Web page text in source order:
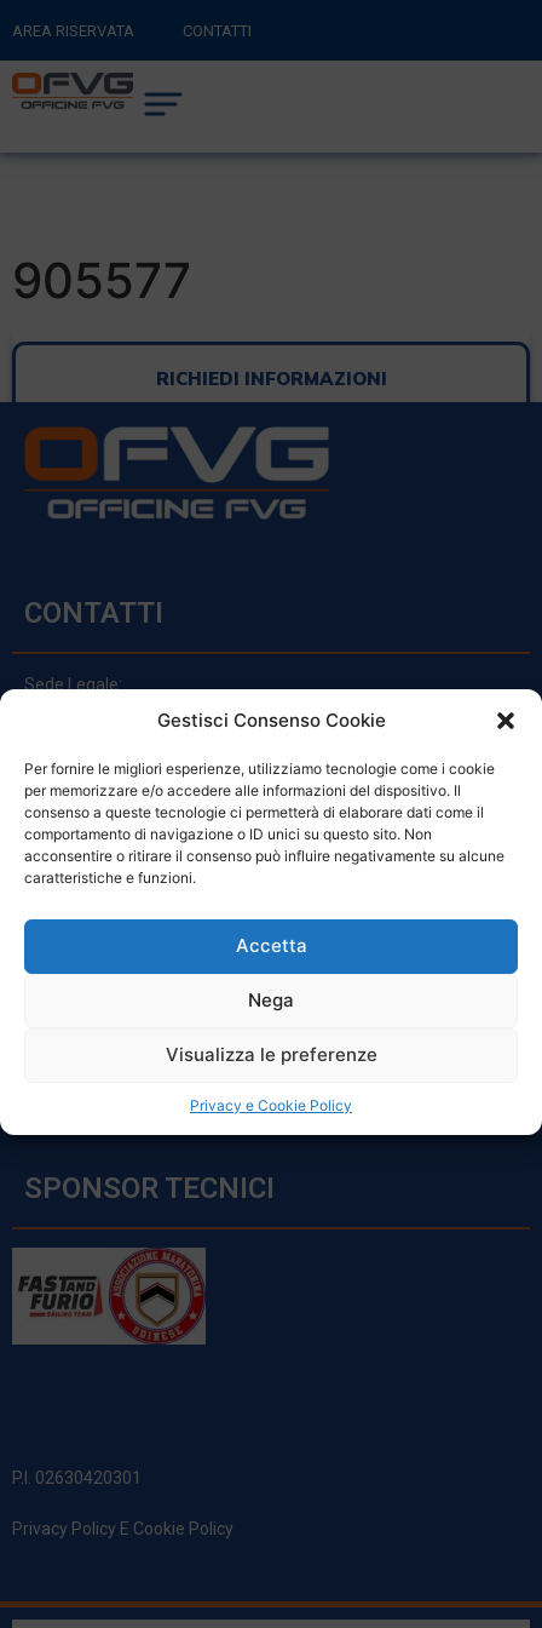
Gestisci Consenso Cookie
Per fornire le migliori esperienze, utilizziamo tecnologie come i cookie
per memorizzare e/o accedere alle informazioni del dispositivo. Il
consenso a queste tecnologie ci permetterà di elaborare dati come il
comportamento di navigazione o ID unici su questo sito. Non
acconsentire o ritirare il consenso può influire negativamente su alcune
caratteristiche e funzioni.
Accetta
Nega
Visualizza le preferenze
Privacy e Cookie Policy
AREA RISERVATA CONTATTI
RITORNA AL SITO PRINCIPALE
CARRELLO
905577
RICHIEDI INFORMAZIONI
CONTATTI
Sede Legale:
Via Principe Di Udine 144
clienti@officinefvg.it
info@officinefvg.it
posta@officinefvgpec.It
ORARI
Sabato: 8:00 – 12:00
SPONSOR TECNICI
P.I. 02630420301
Privacy Policy E Cookie Policy